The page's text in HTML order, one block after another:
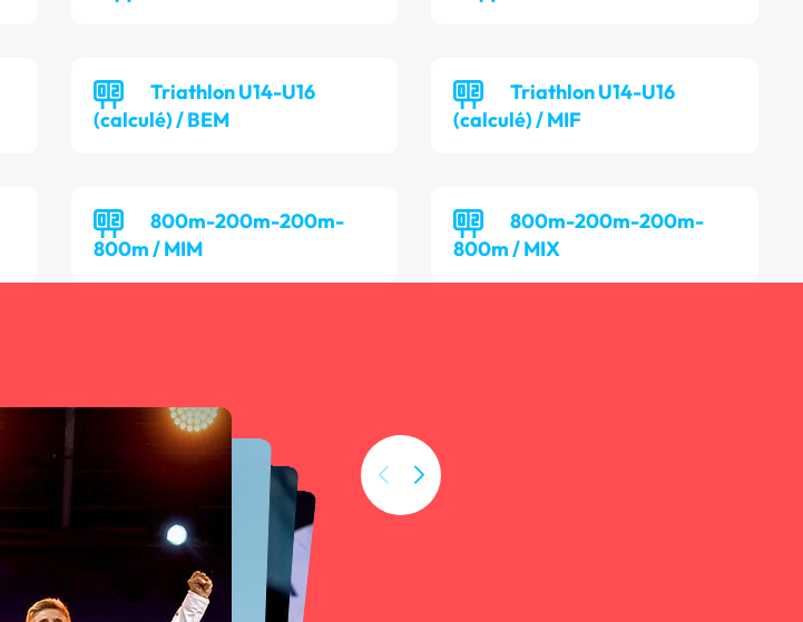
Triathlon U14-U16
(calculé) / BEM
Triathlon U14-U16
(calculé) / MIF
800m-200m-200m-
800m / MIM
800m-200m-200m-
800m / MIX